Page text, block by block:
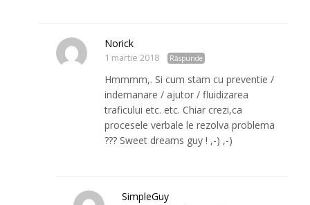
Norick
1 martie 2018 Răspunde
Hmmmm,. Si cum stam cu preventie /
indemanare / ajutor / fluidizarea
traficului etc. etc. Chiar crezi,ca
procesele verbale le rezolva problema
??? Sweet dreams guy ! ,-) ,-)
SimpleGuy